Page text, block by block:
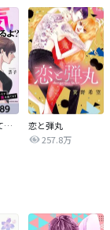
パパ、浮気してるよ？娘と二人でクズ夫を捨てます【分冊版】
恋と弾丸
257.8万